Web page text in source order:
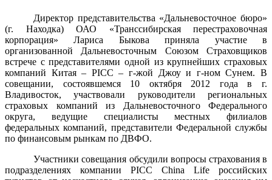
Директор представительства «Дальневосточное бюро»
(г. Находка) ОАО «Транссибирская перестраховочная
корпорация» Лариса Быкова приняла участие в
организованной Дальневосточным Союзом Страховщиков
встрече с представителями одной из крупнейших страховых
компаний Китая – PICC – г-жой Джоу и г-ном Сунем. В
совещании, состоявшемся 10 октября 2012 года в г.
Владивосток, участвовали руководители региональных
страховых компаний из Дальневосточного Федерального
округа, ведущие специалисты местных филиалов
федеральных компаний, представители Федеральной службы
по финансовым рынкам по ДВФО.
Участники совещания обсудили вопросы страхования в
подразделениях компании PICC China Life
российских